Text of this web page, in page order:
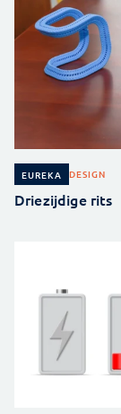
EUREKA DESIGN
Driezijdige rits